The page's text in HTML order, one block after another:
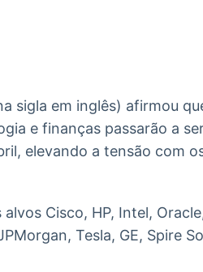
Gestão de
Investimentos
Em breve
Tokenização
de ativos
Em breve
sigla em inglês) afirmou
e finanças passarão a
elevando a tensão com
Cisco, HP, Intel,
Tesla, GE, Spire